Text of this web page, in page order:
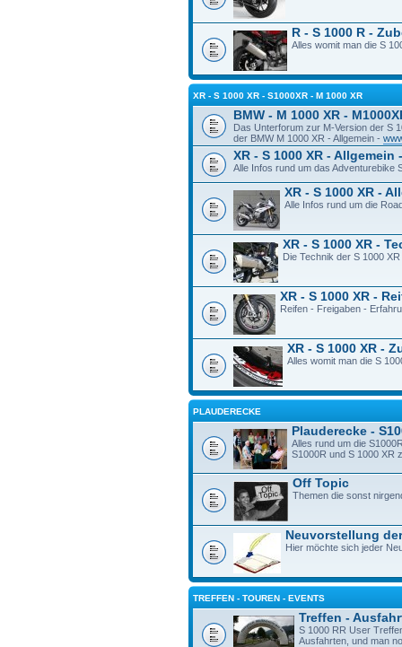
R - S 1000 R -
Alles womit man die S
XR - S 1000 XR - S1000XR - M 1000 XR
BMW - M 1000 XR -
Das Unterforum zur M-Version der S
der BMW M 1000 XR - Allgemein -
XR - S 1000 XR -
Alle Infos rund um das Adventurebike
XR - S 1000 XR -
Alle Infos rund um die
XR - S 1000 XR -
Die Technik der S 1000
XR - S 1000 XR -
Reifen - Freigaben -
XR - S 1000 XR -
Alles womit man die S
PLAUDERECKE
Plauderecke -
Alles rund um die
S1000R und S 1000 XR
Off Topic
Themen die sonst
Neuvorstellung
Hier möchte sich jeder
TREFFEN - TOUREN - EVENTS
Treffen -
S 1000 RR User
Ausfahrten, und man